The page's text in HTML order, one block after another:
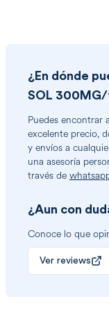
¿En dónde
SOL 300MG/
Puedes encontrar
excelente precio,
y envíos a
una asesoría
través de
¿Aun con
Conoce lo que
Ver reviews